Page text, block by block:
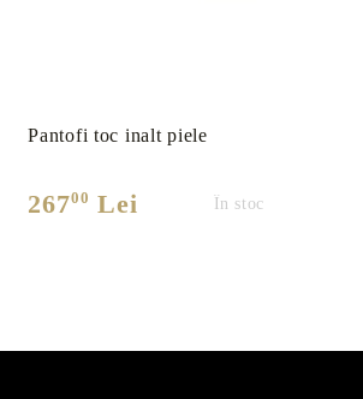
Pantofi toc inalt piele
26700 Lei În stoc